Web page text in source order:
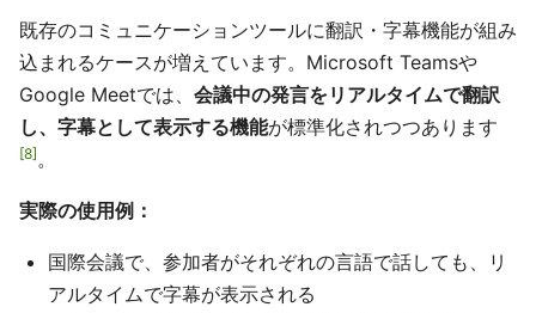
既存のコミュニケーションツールに翻訳・字幕機能が組み
込まれるケースが増えています。Microsoft Teamsや
Google Meetでは、 会議中の発言をリアルタイムで翻訳
し、字幕として表示する機能が標準化されつつあります
8 。
実際の使用例：
国際会議で、参加者がそれぞれの言語で話しても、リ
アルタイムで字幕が表示される